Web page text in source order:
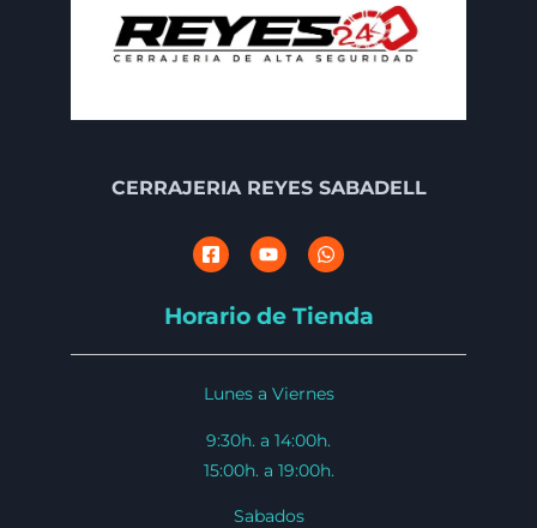
CERRAJERIA REYES SABADELL
Horario de Tienda
Lunes a Viernes
9:30h. a 14:00h.
15:00h. a 19:00h.
Sabados